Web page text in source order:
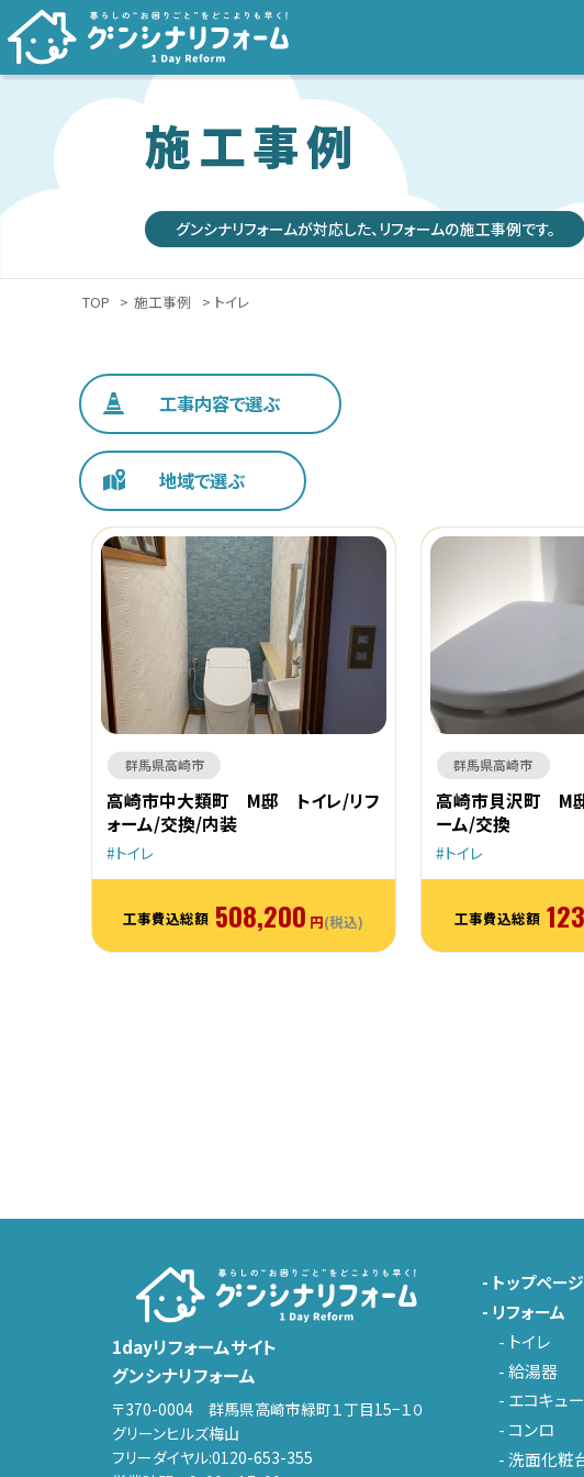
施工事例
グンシナリフォームが対応した、リフォームの施工事例です。
TOP > 施工事例 > トイレ
工事内容で選ぶ
地域で選ぶ
群馬県高崎市
高崎市中大類町 M邸 トイレ/リフ
ォーム/交換/内装
トイレ
工事費込総額 508,200 円(税込)
群馬県高崎市
高崎市貝沢町 M
ーム/交換
トイレ
工事費込総額
1dayリフォームサイト
グンシナリフォーム
〒370-0004 群馬県高崎市緑町１丁目15−１０
グリーンヒルズ梅山
フリーダイヤル:0120-653-355
- トップページ
- リフォーム
- トイレ
-給湯器
- エコキュ
- コンロ
-洗面化粧